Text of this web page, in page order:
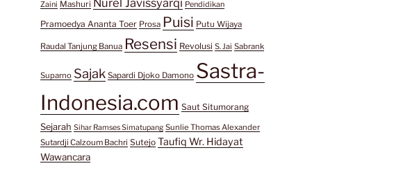
Zaini Mashuri Nurel Javissyarqi Pendidikan
Pramoedya Ananta Toer Prosa Puisi Putu Wijaya
Raudal Tanjung Banua Resensi Revolusi S. Jai Sabrank
Suparno Sajak Sapardi Djoko Damono Sastra-
Indonesia.com Saut Situmorang
Sejarah Sihar Ramses Simatupang Sunlie Thomas Alexander
Sutardji Calzoum Bachri Sutejo Taufiq Wr. Hidayat
Wawancara